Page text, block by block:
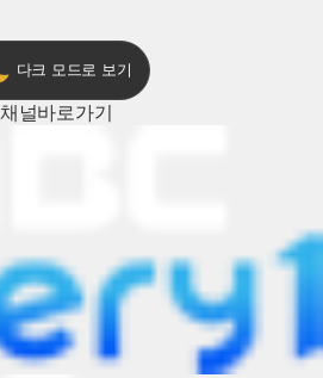
다크 모드로 보기
채널바로가기